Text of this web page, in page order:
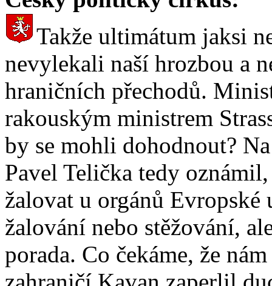
Takže ultimátum jaksi
nevylekali naší hrozbou a
hraničních přechodů.
rakouským ministrem
by se mohli dohodnout?
Pavel Telička tedy
žalovat u orgánů
žalování nebo stěžování,
porada. Co čekáme, že